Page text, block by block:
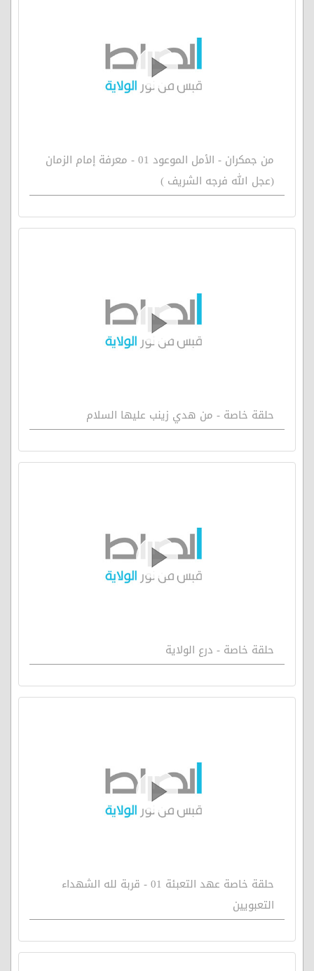
من جمكران - الأمل الموعود 01 - معرفة إمام الزمان
(عجل الله فرجه الشريف )
حلقة خاصة - من هدي زينب عليها السلام
حلقة خاصة - درع الولاية
حلقة خاصة عهد التعبئة 01 - قربة لله الشهداء
التعبويين